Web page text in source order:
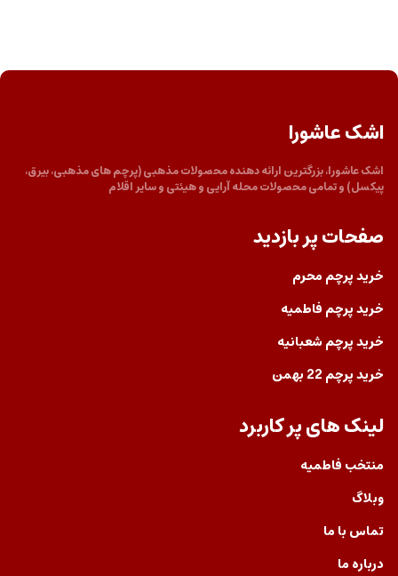
اشک عاشورا
اشک عاشورا، بزرگترین ارائه دهنده محصولات مذهبی (پرچم های مذهبی، بیرق،
پیکسل) و تمامی محصولات محله آرایی و هیئتی و سایر اقلام
صفحات پر بازدید
خرید پرچم محرم
خرید پرچم فاطمیه
خرید پرچم شعبانیه
خرید پرچم 22 بهمن
لینک های پر کاربرد
منتخب فاطمیه
وبلاگ
تماس با ما
درباره ما